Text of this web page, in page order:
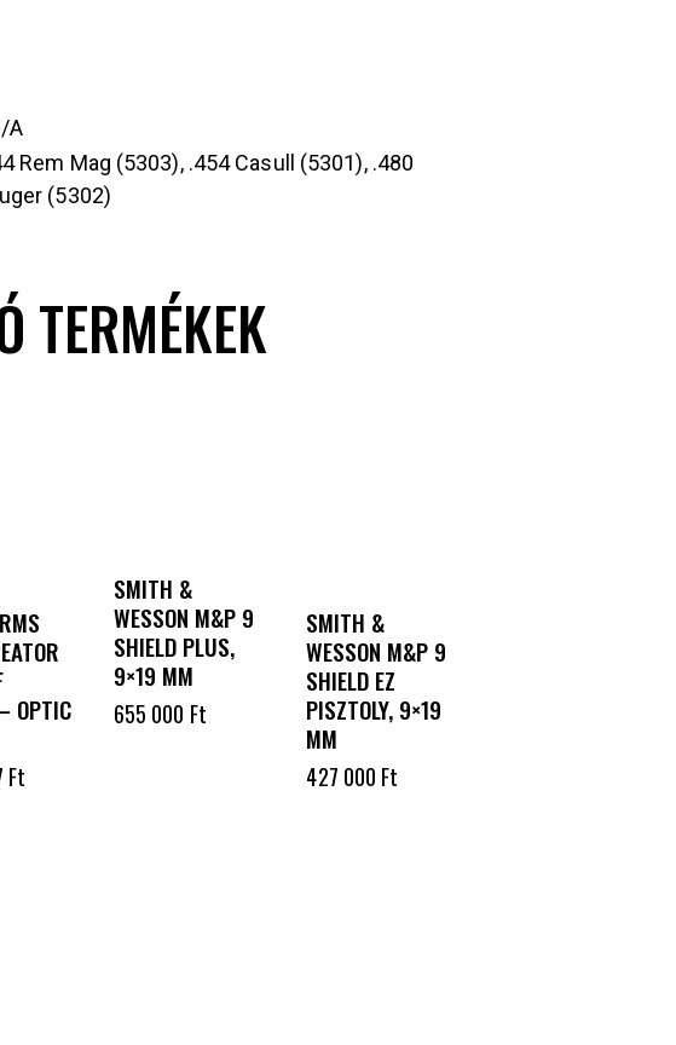
A
Rem Mag (5303), .454 Casull (5301), .480
(5302)
TERMÉKEK
OPTIC
Ft
SMITH &
WESSON M&P 9
SHIELD PLUS,
9×19 MM
655 000 Ft
SMITH &
WESSON M&P 9
SHIELD EZ
PISZTOLY, 9×19
MM
427 000 Ft